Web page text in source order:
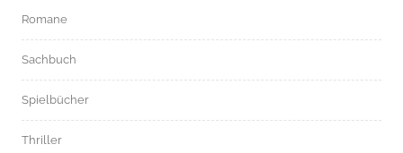
Romane
Sachbuch
Spielbücher
Thriller